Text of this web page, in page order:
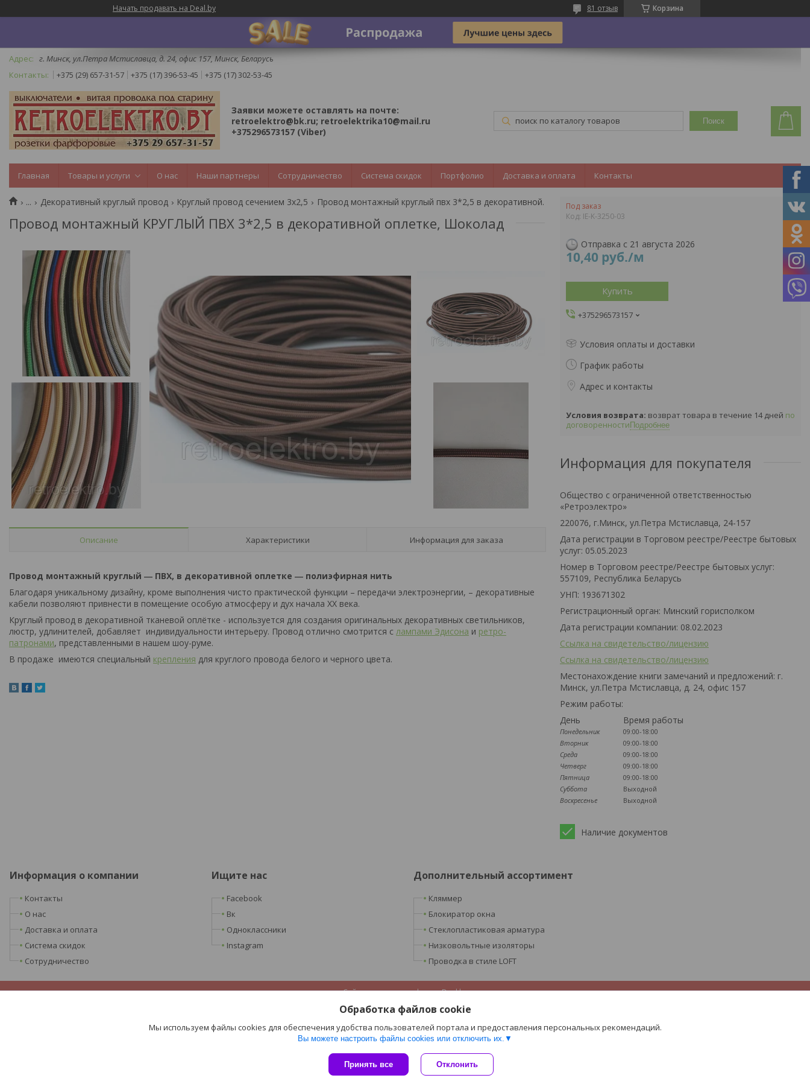
Начать продавать на Deal.by Корзина
81 отзыв
г. Минск, ул.Петра Мстиславца, д. 24, офис 157, Минск, Беларусь
+375 (29) 657-31-57
+375 (17) 396-53-45 +375 (17) 302-53-45
Заявки можете оставлять на почте:
retroelektro@bk.ru; retroelektrika10@mail.ru
+375296573157 (Viber)
Поиск
Главная Товары и услуги О нас Наши партнеры Сотрудничество Система скидок Портфолио Доставка и оплата Контакты
... Декоративный круглый провод Круглый провод сечением 3х2,5 Провод монтажный круглый пвх 3*2,5 в декоративной оплетке, шоколад
Провод монтажный КРУГЛЫЙ ПВХ 3*2,5 в декоративной оплетке, Шоколад
Описание Характеристики Информация для заказа
Провод монтажный круглый ― ПВХ, в декоративной оплетке ― полиэфирная нить
Благодаря уникальному дизайну, кроме выполнения чисто практической функции – передачи электроэнергии, – декоративные
кабели позволяют привнести в помещение особую атмосферу и дух начала ХХ века.
Круглый провод в декоративной тканевой оплётке - используется для создания оригинальных декоративных светильников,
люстр, удлинителей, добавляет индивидуальности интерьеру. Провод отлично смотрится с лампами Эдисона и ретро-
патронами, представленными в нашем шоу-руме.
В продаже имеются специальный крепления для круглого провода белого и черного цвета.
Под заказ
Код: IE-K-3250-03
Отправка с 21 августа 2026
10,40 руб./м
Купить
+375296573157
Условия оплаты и доставки
График работы
Адрес и контакты
возврат товара в течение 14 дней по
договоренности Подробнее
Информация для покупателя
Общество с ограниченной ответственностью
«Ретроэлектро»
220076, г.Минск, ул.Петра Мстиславца, 24-157
Дата регистрации в Торговом реестре/Реестре бытовых
услуг: 05.05.2023
Номер в Торговом реестре/Реестре бытовых услуг:
557109, Республика Беларусь
УНП: 193671302
Регистрационный орган: Минский горисполком
Дата регистрации компании: 08.02.2023
Ссылка на свидетельство/лицензию
Ссылка на свидетельство/лицензию
Местонахождение книги замечаний и предложений: г.
Минск, ул.Петра Мстиславца, д. 24, офис 157
Режим работы:
День
Время работы
Понедельник
09:00-18:00
Вторник
09:00-18:00
Среда
09:00-18:00
Четверг
09:00-18:00
Пятница
09:00-18:00
Суббота
Выходной
Воскресенье
Выходной
Наличие документов
Информация о компании
Контакты
О нас
Доставка и оплата
Система скидок
Сотрудничество
Ищите нас
Facebook
Вк
Одноклассники
Instagram
Дополнительный ассортимент
Кляммер
Блокиратор окна
Стеклопластиковая арматура
Низковольтные изоляторы
Проводка в стиле LOFT
Сайт создан на платформе Deal.by
Политика обработки файлов cookies
Обработка файлов cookie
Мы используем файлы cookies для обеспечения удобства пользователей портала и предоставления персональных рекомендаций.
Вы можете настроить файлы cookies или отключить их.
Принять все Отклонить
ООО «Ретроэлектро» |Пожаловаться на контент
Select Language▼